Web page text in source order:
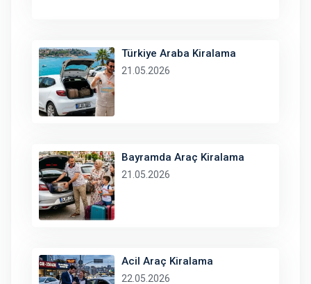
Türkiye Araba Kiralama
21.05.2026
Bayramda Araç Kiralama
21.05.2026
Acil Araç Kiralama
22.05.2026